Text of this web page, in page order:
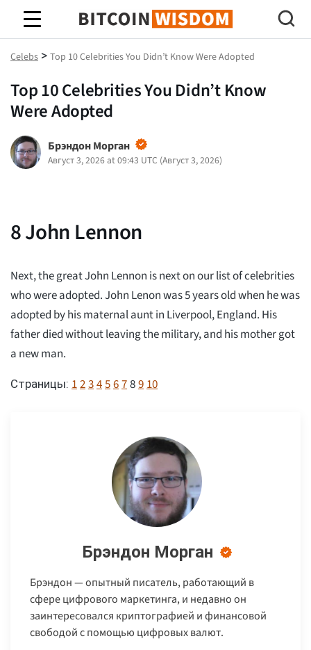
Биткойн Мудрость
Celebs > Top 10 Celebrities You Didn’t Know Were Adopted
Top 10 Celebrities You Didn’t Know
Were Adopted
Брэндон Морган
Август 3, 2026 at 09:43 UTC (Август 3, 2026)
8John Lennon
Next, the great John Lennon is next on our list of celebrities
who were adopted. John Lenon was 5 years old when he was
adopted by his maternal aunt in Liverpool, England. His
father died without leaving the military, and his mother got
a new man.
Страницы: 12345678910
Брэндон Морган
Брэндон — опытный писатель, работающий в
сфере цифрового маркетинга, и недавно он
заинтересовался криптографией и финансовой
свободой с помощью цифровых валют.